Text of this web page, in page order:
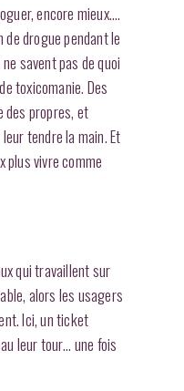
encore mieux….
drogue pendant le
savent pas de quoi
toxicomanie. Des
des propres, et
tendre la main. Et
plus vivre comme
qui travaillent sur
alors les usagers
Ici, un ticket
leur tour… une fois